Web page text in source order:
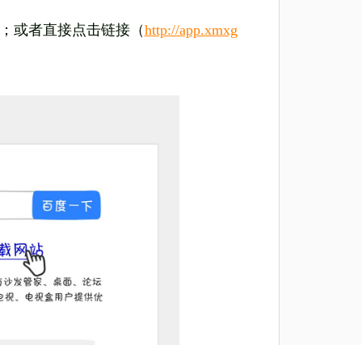
或者直接点击链接（http://app.xmxg